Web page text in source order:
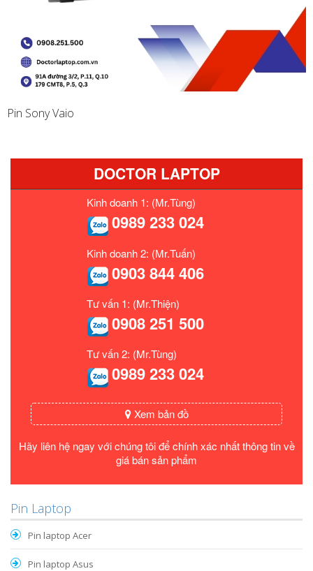
Pin Sony Vaio
DOCTOR LAPTOP
Kinh doanh 1: (Mr.Tùng)
0989 233 024
Kinh doanh 2: (Mr.Tuấn)
0903 844 406
Tư vấn 1: (Mr.Thiện)
0908 251 500
Tư vấn 2: (Mr.Tùng)
0989 233 024
Xem bản đồ
Hãy liên hệ ngay với chúng tôi để chính xác nhất thông tin về
giá bán sản phẩm
Pin Laptop
Pin laptop Acer
Pin laptop Asus